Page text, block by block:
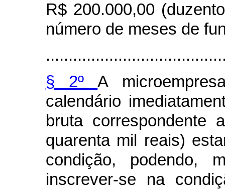
R$ 200.000,00
número de meses de
§ 2ºA
calendário
bruta correspondente
quarenta mil reais)
condição, podendo,
inscrever-se na